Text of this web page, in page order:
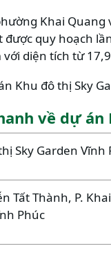
Khai Quang
được quy hoạch
diện tích từ
Khu đô thị Sky
về dự án
Sky Garden Vĩnh
Tất Thành, P.
Phúc